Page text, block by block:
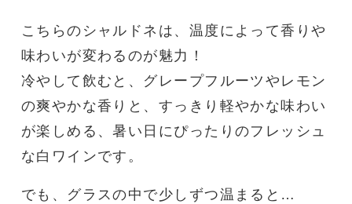
こちらのシャルドネは、温度によって香りや
味わいが変わるのが魅力！
冷やして飲むと、グレープフルーツやレモン
の爽やかな香りと、すっきり軽やかな味わい
が楽しめる、暑い日にぴったりのフレッシュ
な白ワインです。
でも、グラスの中で少しずつ温まると…